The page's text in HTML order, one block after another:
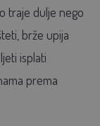
traje dulje nego
brže upija
isplati
prema